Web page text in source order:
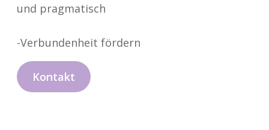
und pragmatisch
-Verbundenheit fördern
Kontakt